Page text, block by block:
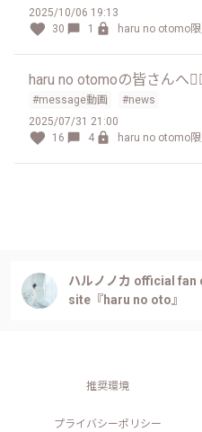
2025/10/06 19:13
30
1 haru no otomo
haru no otomoの皆さんへ
#message動画
#news
2025/07/31 21:00
16
4 haru no otomo
ハルノノカ official fan
site『haru no oto』
推奨環境
プライバシーポリシー